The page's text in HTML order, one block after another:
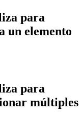
para
un elemento
para
múltiples